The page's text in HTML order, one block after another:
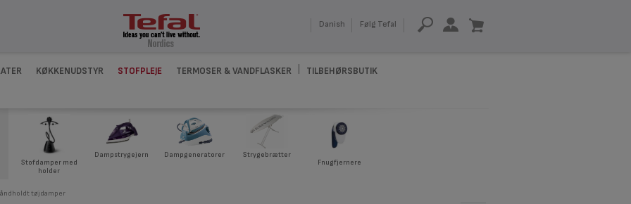
Danish Følg Tefal
KØKKENUDSTYR STOFPLEJE TERMOSER & VANDFLASKER TILBEHØRSBUTIK
Stofdamper med
holder
Dampstrygejern Dampgeneratorer
Strygebrætter
Fnugfjernere
tøjdamper